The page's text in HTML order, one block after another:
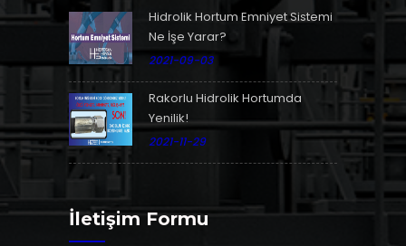
Hidrolik Hortum Emniyet Sistemi
Ne İşe Yarar?
2021-09-03
Rakorlu Hidrolik Hortumda
Yenilik!
2021-11-29
İletişim Formu